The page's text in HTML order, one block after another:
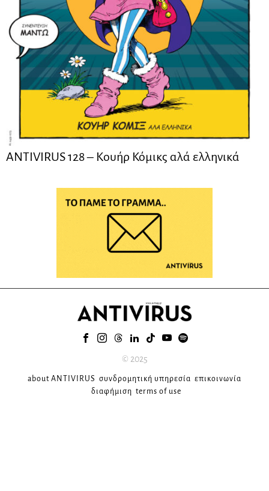
ANTIVIRUS 128 – Kουήρ Κόμικς αλά ελληνικά
© 2025
about ANTIVIRUS συνδρομητική υπηρεσία επικοινωνία
διαφήμιση terms of use